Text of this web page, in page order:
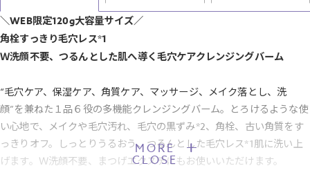
＼WEB限定120g大容量サイズ／
角栓すっきり毛穴レス*1
Ｗ洗顔不要、つるんとした肌へ導く毛穴ケアクレンジングバーム
“毛穴ケア、保湿ケア、角質ケア、マッサージ、メイク落とし、洗
顔”を兼ねた１品６役の多機能クレンジングバーム。とろけるような使
い心地で、メイクや毛穴汚れ、毛穴の黒ずみ*2、角栓、古い角質をす
っきりオフ。しっとりうるおう、つるんとした毛穴レス*1肌に洗い上
げます。Ｗ洗顔不要、まつげエクステにもお使いいただけます。
MORE
CLOSE